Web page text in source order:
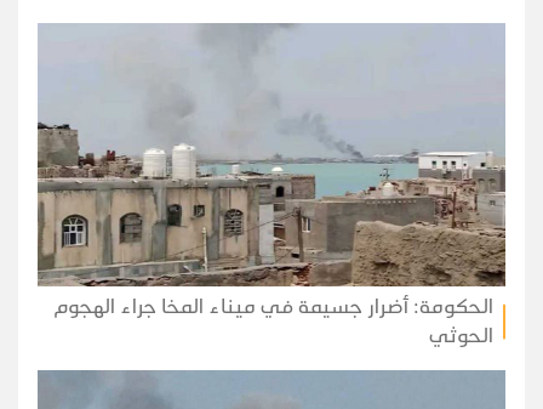
الحكومة: أضرار جسيمة في ميناء المخا جراء الهجوم
الحوثي